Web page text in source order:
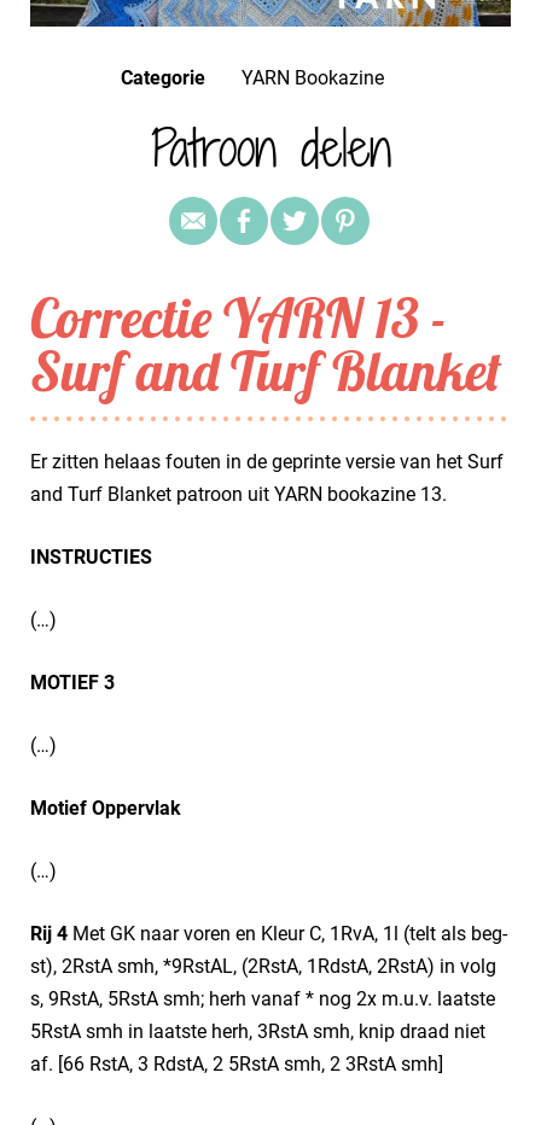
Categorie YARN Bookazine
Patroon delen
Correctie YARN 13 -
Surf and Turf Blanket
Er zitten helaas fouten in de geprinte versie van het Surf
and Turf Blanket patroon uit YARN bookazine 13.
INSTRUCTIES
(…)
MOTIEF 3
(…)
Motief Oppervlak
(…)
Rij 4 Met GK naar voren en Kleur C, 1RvA, 1l (telt als beg-
st), 2RstA smh, *9RstAL, (2RstA, 1RdstA, 2RstA) in volg
s, 9RstA, 5RstA smh; herh vanaf * nog 2x m.u.v. laatste
5RstA smh in laatste herh, 3RstA smh, knip draad niet
af. [66 RstA, 3 RdstA, 2 5RstA smh, 2 3RstA smh]